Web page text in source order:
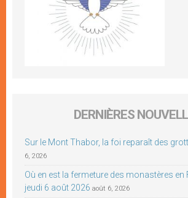
DERNIÈRES
Sur le Mont Thabor, la foi reparaît des
6, 2026
Où en est la fermeture des monastères en
jeudi 6 août 2026 août 6, 2026